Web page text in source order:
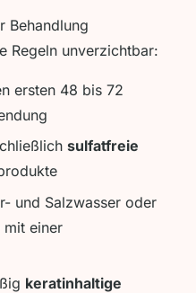
Behandlung
Regeln unverzichtbar:
ersten 48 bis 72
sulfatfreie
und Salzwasser oder
mit einer
keratinhaltige